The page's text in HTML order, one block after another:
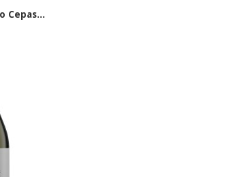
Cepas...